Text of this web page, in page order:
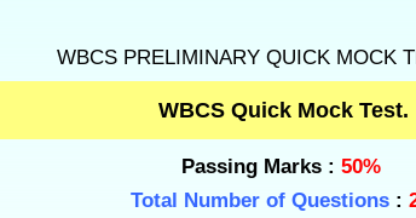
WBCS PRELIMINARY QUICK MOCK
WBCS Quick Mock Test.
Passing Marks : 50%
Total Number of Questions :